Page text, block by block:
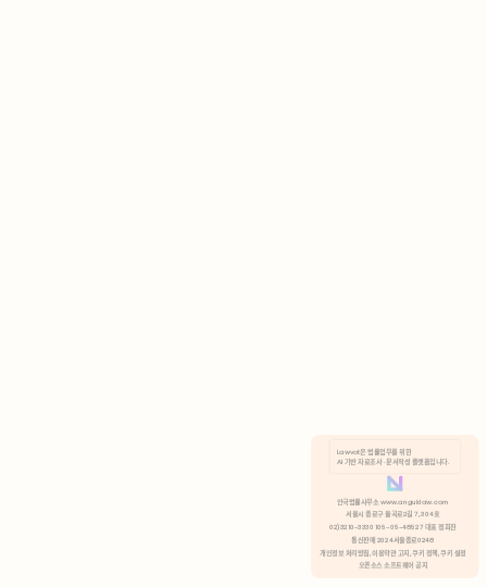
분석 쿠키 허용
Lawvot은 법률업무를 위한
AI 기반 자료조사 · 문서작성 플랫폼입니다.
안국법률사무소 www.anguklaw.com
서울시 종로구 율곡로2길 7, 304호
02)3210-3330 105-05-48527 대표 정희찬
통신판매 2024서울종로0248
개인정보 처리방침, 이용약관 고지, 쿠키 정책, 쿠키 설정
오픈소스 소프트웨어 공지